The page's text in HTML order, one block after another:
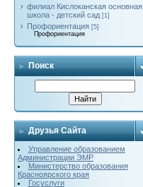
филиал Кислоканская основная
школа - детский сад [1]
Профориентация [5]
Профориентация
Поиск
Друзья Сайта
Управление образованием
Администрации ЭМР
Министерство образования
Красноярского края
Госуслуги